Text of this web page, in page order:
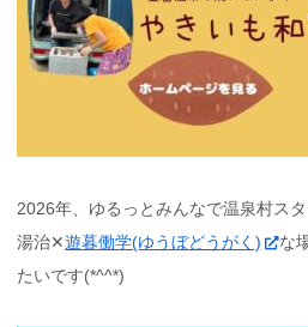
2026年、ゆるっとみんなで温泉村スタ
湯治✕遊暮働学(ゆうぼどうがく)
な
たいです(*^^*)